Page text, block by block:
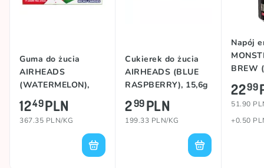
Guma do żucia
AIRHEADS
(WATERMELON),
34g
1249PLN
367.35 PLN/KG
Cukierek do żucia
AIRHEADS (BLUE
RASPBERRY), 15,6g
299PLN
199.33 PLN/KG
Napój
BREW
2299
51.90
+0.50